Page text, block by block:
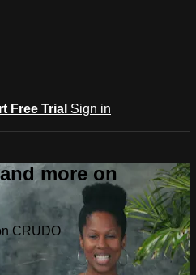
Free Trial Sign in
more on
CRUDO